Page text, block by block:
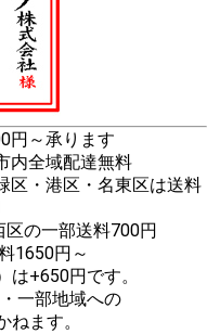
円～承ります
内全域配達無料
区・港区・名東区は送料
の一部送料700円
1650円～
+650円です。
一部地域への
ねます。